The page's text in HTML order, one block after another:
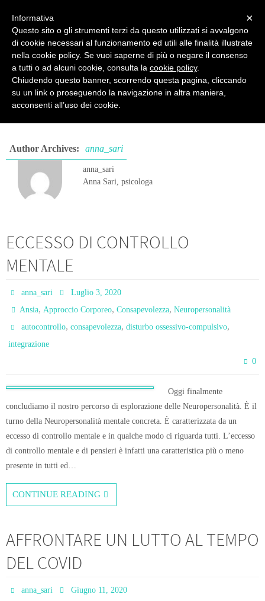
PSICOPRATICA
Psicologia del Benessere - di Anna Sari
Articles posted by anna_sari
Author Archives: anna_sari
anna_sari
Anna Sari, psicologa
ECCESSO DI CONTROLLO
MENTALE
anna_sari
Luglio 3, 2020
Ansia, Approccio Corporeo,Consapevolezza,Neuropersonalità
autocontrollo,consapevolezza,disturbo ossessivo-compulsivo,
integrazione
0
Oggi finalmente
concludiamo il nostro percorso di esplorazione delle Neuropersonalità. È il
turno della Neuropersonalità mentale concreta. È caratterizzata da un
eccesso di controllo mentale e in qualche modo ci riguarda tutti. L’eccesso
di controllo mentale e di pensieri è infatti una caratteristica più o meno
presente in tutti ed…
CONTINUE READING
AFFRONTARE UN LUTTO AL TEMPO
DEL COVID
anna_sari
Giugno 11, 2020
×
Informativa
Questo sito o gli strumenti terzi da questo utilizzati si avvalgono
di cookie necessari al funzionamento ed utili alle finalità illustrate
nella cookie policy. Se vuoi saperne di più o negare il consenso
a tutti o ad alcuni cookie, consulta la cookie policy.
Chiudendo questo banner, scorrendo questa pagina, cliccando
su un link o proseguendo la navigazione in altra maniera,
acconsenti all’uso dei cookie.